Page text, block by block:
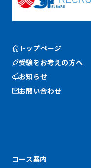
トップページ
受験をお考えの方へ
お知らせ
お問い合わせ
コース案内